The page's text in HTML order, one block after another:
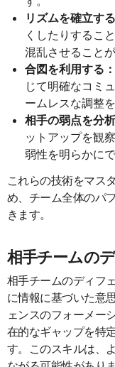
リズムを確立する
くしたりするこ
混乱させることが
合図を利用する
じて明確なコミ
ームレスな調整
相手の弱点を分
ットアップを観
弱性を明らかにで
これらの技術をマス
め、チーム全体のパ
きます。
相手チームの
相手チームのディフ
に情報に基づいた意
ェンスのフォーメー
在的なギャップを特
す。このスキルは、